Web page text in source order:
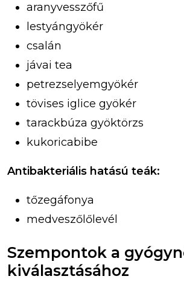
aranyvesszőfű
lestyángyökér
csalán
jávai tea
petrezselyemgyökér
tövises iglice gyökér
tarackbúza gyöktörzs
kukoricabibe
Antibakteriális hatású teák:
tőzegáfonya
medveszőlőlevél
Szempontok a
kiválasztásához